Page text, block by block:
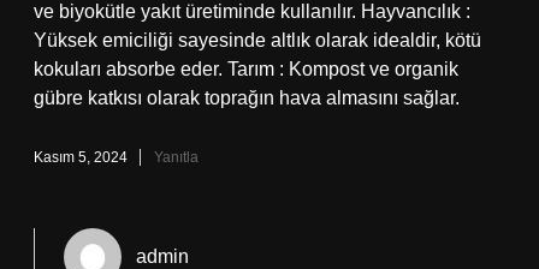
ve biyokütle yakıt üretiminde kullanılır. Hayvancılık :
Yüksek emiciliği sayesinde altlık olarak idealdir, kötü
kokuları absorbe eder. Tarım : Kompost ve organik
gübre katkısı olarak toprağın hava almasını sağlar.
Kasım 5, 2024 Yanıtla
admin